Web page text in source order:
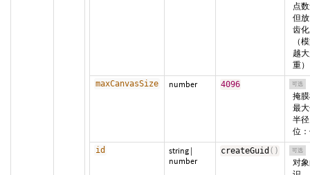
点
但
齿
（
越
重）
maxCanvasSize number 4096 可选
掩
最
半
位
id string |
number
createGuid ( ) 可选
对